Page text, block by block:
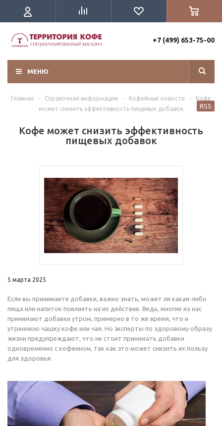
+7 (499) 653-75-00
МЕНЮ
Главная - Справочная информация - Кофейные новости -
Кофе
может снизить эффективность пищевых добавок
Кофе может снизить эффективность
пищевых добавок
RSS
5 марта 2025
Если вы принимаете добавки, важно знать, может ли какая-либо
пища или напиток повлиять на их действие. Ведь, многие из нас
принимают добавки утром, примерно в то же время, что и
утреннюю чашку кофе или чая. Но эксперты по здоровому образу
жизни предупреждают, что не стоит принимать добавки
одновременно с кофеином, так как это может снизить их пользу
для здоровья.